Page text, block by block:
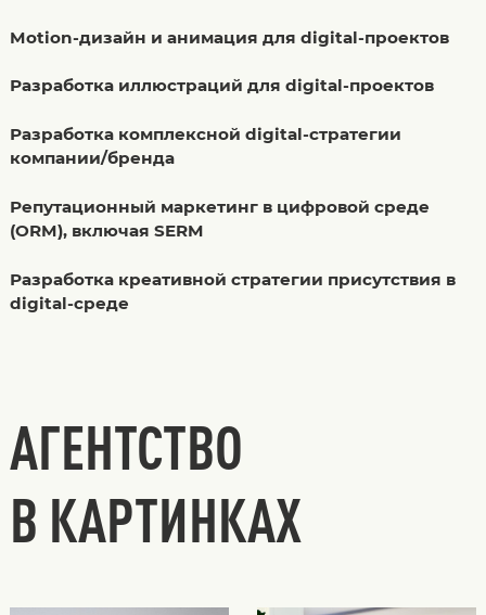
Motion-дизайн и анимация для digital-проектов
Разработка иллюстраций для digital-проектов
Разработка комплексной digital-стратегии
компании/бренда
Репутационный маркетинг в цифровой среде
(ORM), включая SERM
Разработка креативной стратегии присутствия в
digital-среде
АГЕНТСТВО
В КАРТИНКАХ